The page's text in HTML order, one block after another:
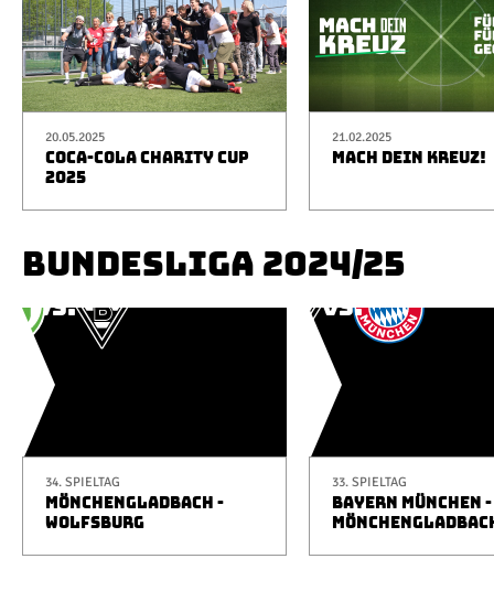
20.05.2025
COCA-COLA CHARITY CUP
2025
21.02.2025
MACH DEIN KREUZ!
BUNDESLIGA 2024/25
34. SPIELTAG
MÖNCHENGLADBACH -
WOLFSBURG
33. SPIELTAG
BAYERN MÜNCHEN -